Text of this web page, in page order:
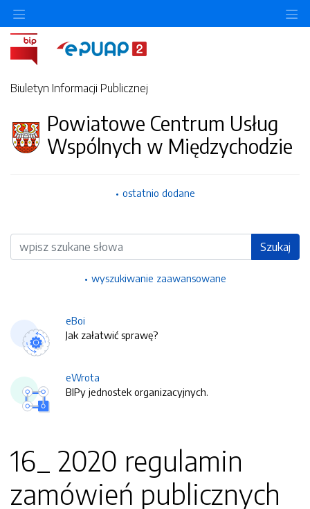
Biuletyn Informacji Publicznej
Powiatowe Centrum Usług
Wspólnych w Międzychodzie
ostatnio dodane
Wyszukiwarka Szukaj
wyszukiwanie zaawansowane
eBoi
Jak załatwić sprawę?
eWrota
BIPy jednostek organizacyjnych.
16_ 2020 regulamin
zamówień publicznych